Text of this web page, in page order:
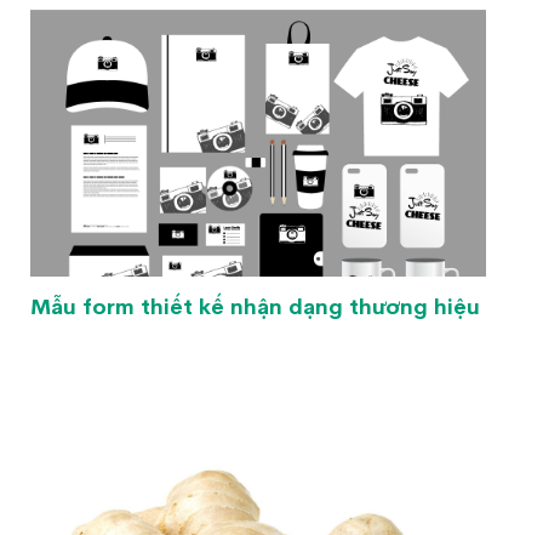
Mẫu form thiết kế nhận dạng thương hiệu